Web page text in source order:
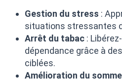
Gestion du stress :
situations stressantes
Arrêt du tabac :
dépendance grâce à
ciblées.
Amélioration du